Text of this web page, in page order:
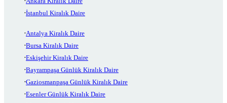
İstanbul Kiralık Daire
Antalya Kiralık Daire
Bursa Kiralık Daire
Eskişehir Kiralık Daire
Bayrampaşa Günlük Kiralık Daire
Gaziosmanpaşa Günlük Kiralık Daire
Esenler Günlük Kiralık Daire